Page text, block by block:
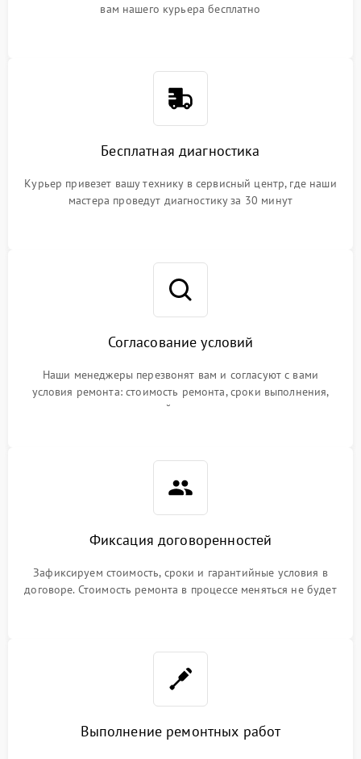
вам нашего курьера бесплатно
Бесплатная диагностика
Курьер привезет вашу технику в сервисный центр, где наши
мастера проведут диагностику за 30 минут
Согласование условий
Наши менеджеры перезвонят вам и согласуют с вами
условия ремонта: стоимость ремонта, сроки выполнения,
гарантийные условия
Фиксация договоренностей
Зафиксируем стоимость, сроки и гарантийные условия в
договоре. Стоимость ремонта в процессе меняться не будет
Выполнение ремонтных работ